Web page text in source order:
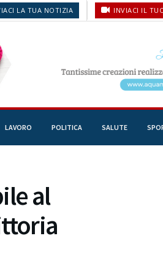
LA TUA NOTIZIA INVIACI IL
LAVORO POLITICA SALUTE
al